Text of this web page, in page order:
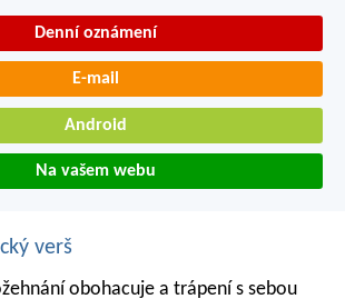
Denní oznámení
E-mail
Android
Na vašem webu
verš
obohacuje a trápení s sebou